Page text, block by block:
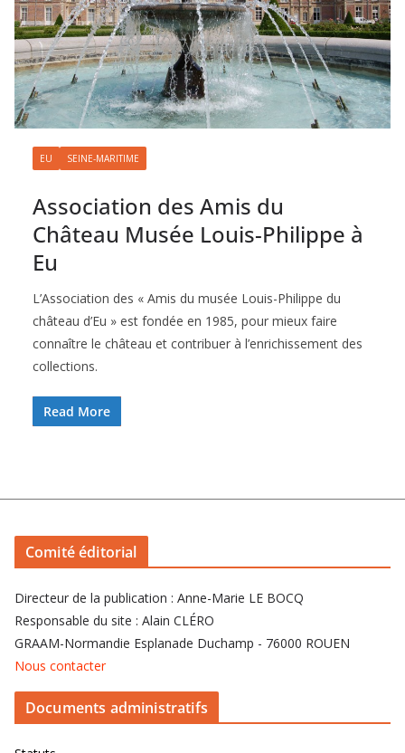
EU SEINE-MARITIME
Association des Amis du
Château Musée Louis-Philippe à
Eu
L’Association des « Amis du musée Louis-Philippe du
château d’Eu » est fondée en 1985, pour mieux faire
connaître le château et contribuer à l’enrichissement des
collections.
Read More
Comité éditorial
Directeur de la publication : Anne-Marie LE BOCQ
Responsable du site : Alain CLÉRO
GRAAM-Normandie Esplanade Duchamp - 76000 ROUEN
Nous contacter
Documents administratifs